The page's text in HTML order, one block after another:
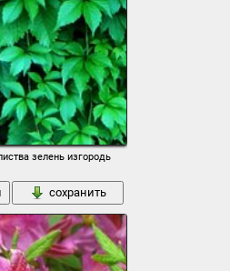
зелень изгородь
сохранить